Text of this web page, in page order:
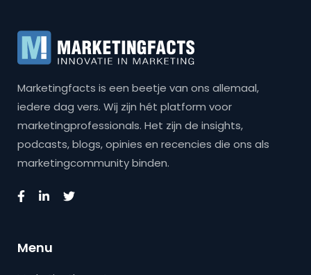
Marketingfacts is een beetje van ons allemaal,
iedere dag vers. Wij zijn hét platform voor
marketingprofessionals. Het zijn de insights,
podcasts, blogs, opinies en recencies die ons als
marketingcommunity binden.
Menu